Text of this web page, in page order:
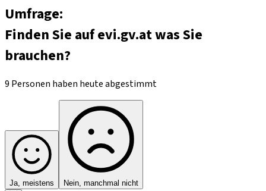
Umfrage:
Finden Sie auf evi.gv.at was Sie
brauchen?
9 Personen haben heute abgestimmt
Ja, meistens Nein, manchmal nicht